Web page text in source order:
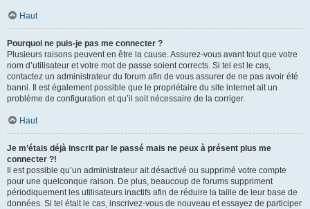
Haut
Pourquoi ne puis-je pas me connecter ?
Plusieurs raisons peuvent en être la cause. Assurez-vous avant tout que votre
nom d’utilisateur et votre mot de passe soient corrects. Si tel est le cas,
contactez un administrateur du forum afin de vous assurer de ne pas avoir été
banni. Il est également possible que le propriétaire du site internet ait un
problème de configuration et qu’il soit nécessaire de la corriger.
Haut
Je m’étais déjà inscrit par le passé mais ne peux à présent plus me
connecter ?!
Il est possible qu’un administrateur ait désactivé ou supprimé votre compte
pour une quelconque raison. De plus, beaucoup de forums suppriment
périodiquement les utilisateurs inactifs afin de réduire la taille de leur base de
données. Si tel était le cas, inscrivez-vous de nouveau et essayez de participer